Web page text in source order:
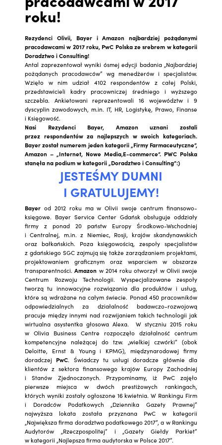
roku!
Rezydenci Olivii, Bayer i Amazon najbardziej pożądanymi
pracodawcami w 2017 roku, PwC Polska ze srebrem w kategorii
Doradztwo i Consulting!
Antal zaprezentował wyniki ósmej edycji badania „Najbardziej
pożądanych pracodawców” wg menedżerów i specjalistów.
Wzięło w nim udział 4102 respondentów z całej Polski,
przedstawicieli kadry pracowniczej średniego i wyższego
szczebla. Ankietowani reprezentowali 16 województw i 9
dyscyplin zawodowych, m.in. IT, HR, Logistykę, Prawo, Finanse
i Księgowość.
Nasi Rezydenci Bayer, Amazon uznani zostali
przez respondentów za najlepszych w swoich kategoriach.
Bayer został numerem jeden kategorii „Firmy Farmaceutyczne”,
Amazon – „Internet, Nowe Media,E-commerce”. PWC Polska
stanęła na podium w kategorii „Doradztwo i Consulting”:)
JESTEŚMY DUMNI
I GRATULUJEMY!
Bayer od 2012 roku ma w Olivii swoje centrum finansowo-
księgowe. Bayer Service Center Gdańsk obsługuje oddziały
firmy z ponad 20 państw Europy Środkowo-Wschodniej
i Centralnej, m.in. z Niemiec, Rosji, krajów skandynawskich
oraz bałkańskich. Poza księgowością, zespoły specjalistów
z gdańskiego SGC zajmują się także zarządzaniem projektami,
projektowaniem graficznym oraz wsparciem w obszarze
transparentności.Amazon w 2014 roku otworzył w Olivii swoje
Centrum Rozwoju Technologii. Wyspecjalizowane zespoły
tworzą tu innowacyjne rozwiązania dla produktów i usług,
które są wdrażane na całym świecie. Ponad 450 pracowników
odpowiedzialnych za działalność badawczo-rozwojową
pracuje między innymi nad rozwijaniem takich technologii jak
wirtualna asystentka głosowa Alexa. W styczniu 2015 roku
w Olivia Business Centre rozpoczęło działalność centrum
kompetencyjne należącej do tzw. „wielkiej czwórki” (obok
Deloitte, Ernst & Young i KPMG), międzynarodowej firmy
doradczej PwC. Świadczy tu usługi doradcze głównie dla
klientów z sektora finansowego krajów Europy Zachodniej
i Stanów Zjednoczonych. Przypominamy, iż PwC zajęło
pierwsze miejsca w dwóch prestiżowych rankingach,
których wyniki zostały ogłoszone 16 kwietnia. W Rankingu Firm
i Doradców Podatkowych „Dziennika Gazety Prawnej”
najwyższa lokata została przyznana PwC w kategorii
„Największa firma doradztwa podatkowego 2017”, a w Rankingu
Audytorów „Rzeczpospolitej” i „Gazety Giełdy Parkiet”
w kategorii „Najlepsza firma audytorska w Polsce 2017”.